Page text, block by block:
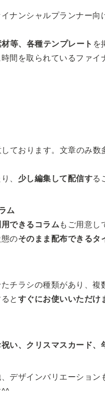
ナンシャルプランナー
等、各種テンプレート を
間を取られているファ
ております。文章のみ
、 少し編集して配信する
ム
できるコラムもご用意し
のそのまま配布できるタ
チラシの種類があり、複
と すぐにお使いいただけ
い、クリスマスカード、
デザインバリエーション